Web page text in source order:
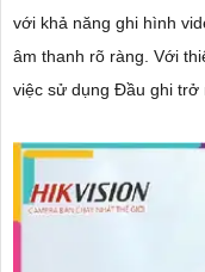
với khả năng ghi hình
âm thanh rõ ràng. Với thiết kế nhỏ gọn và giao diện trực quan,
việc sử dụng Đầu ghi trở